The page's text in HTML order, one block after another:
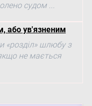
судом ...
або ув'язненим
«розділ» шлюбу з
не мається